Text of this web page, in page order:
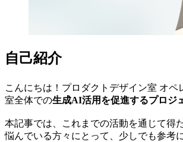
自己紹介
こんにちは！プロダクトデザイン室 オ
室全体での生成AI活用を促進するプロジ
本記事では、これまでの活動を通じて得
悩んでいる方々にとって、少しでも参考